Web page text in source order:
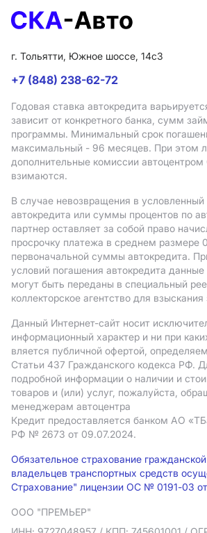
г. Тольятти, Южное шоссе, 14с3
+7 (848) 238-62-72
Годовая ставка автокредита
зависит от конкретного банка, сумм
программы. Минимальный срок
максимальный - 96 месяцев. При этом
дополнительные комиссии
взимаются.
В случае невозвращения в
автокредита или суммы процентов по
партнер оставляет за собой право
просрочку платежа в среднем размере
первоначальной суммы автокредита.
условий погашения автокредита
могут быть переданы в специальный
коллекторское агентство для
Данный Интернет-сайт носит
информационный характер и ни при
вляется публичной офертой,
Статьи 437 Гражданского кодекса РФ.
подробной информации о наличии и
товаров и (или) услуг, пожалуйста,
менеджерам автоцентра
Кредит предоставляется банком АO
РФ № 2673 от 09.07.2024.
Обязательное страхование
владельцев транспортных средств
Страхование" лицензии ОС № 0191-03 от
ООО "ПРЕМЬЕР"